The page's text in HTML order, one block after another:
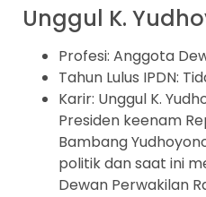
Unggul K.
Profesi: Anggota
Tahun Lulus IPDN:
Karir: Unggul K.
Presiden keenam
Bambang
politik dan saat ini
Dewan Perwakilan